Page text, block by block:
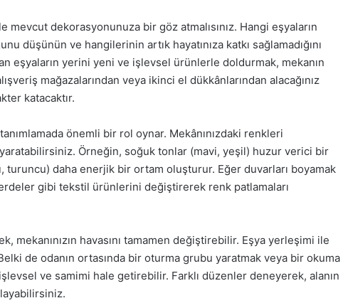
mevcut dekorasyonunuza bir göz atmalısınız. Hangi eşyaların
düşünün ve hangilerinin artık hayatınıza katkı sağlamadığını
eşyaların yerini yeni ve işlevsel ürünlerle doldurmak, mekanın
mağazalarından veya ikinci el dükkânlarından alacağınız
katacaktır.
önemli bir rol oynar. Mekânınızdaki renkleri
Örneğin, soğuk tonlar (mavi, yeşil) huzur verici bir
turuncu) daha enerjik bir ortam oluşturur. Eğer duvarları boyamak
gibi tekstil ürünlerini değiştirerek renk patlamaları
mekanınızın havasını tamamen değiştirebilir. Eşya yerleşimi ile
de odanın ortasında bir oturma grubu yaratmak veya bir okuma
ve samimi hale getirebilir. Farklı düzenler deneyerek, alanın